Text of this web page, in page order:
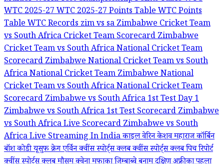
WTC 2025-27WTC 2025-27 Points TableWTC Points
TableWTC Recordszim vs saZimbabwe Cricket Team
vs South Africa Cricket Team ScorecardZimbabwe
Cricket Team vs South Africa National Cricket Team
ScorecardZimbabwe National Cricket Team vs South
Africa National Cricket TeamZimbabwe National
Cricket Team vs South Africa National Cricket Team
ScorecardZimbabwe vs South Africa 1st Test Day 1
Zimbabwe vs South Africa 1st Test ScorecardZimbabwe
vs South Africa Live ScorecardZimbabwe vs South
Africa Live Streaming In Indiaकाइल वेरिनकेशव महाराजकॉर्बिन
बॉशकोडी यूसुफक्रेग एर्विनक्वींस स्पोर्ट्स क्लबक्वींस स्पोर्ट्स क्लब पिच रिपोर्ट